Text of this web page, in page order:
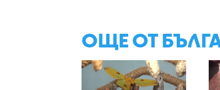
ОЩЕ ОТ